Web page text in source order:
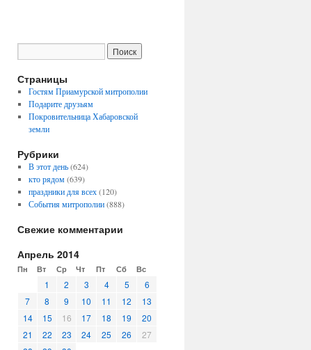
Страницы
Гостям Приамурской митрополии
Подарите друзьям
Покровительница Хабаровской
земли
Рубрики
В этот день(624)
кто рядом(639)
праздники для всех(120)
События митрополии(888)
Свежие комментарии
Апрель 2014
Пн Вт Ср Чт Пт Сб Вс
1 2 3 4 5
6
7
8 9 10 11 12
13
14
15 16 17 18 19
20
21
22 23 24 25 26
27